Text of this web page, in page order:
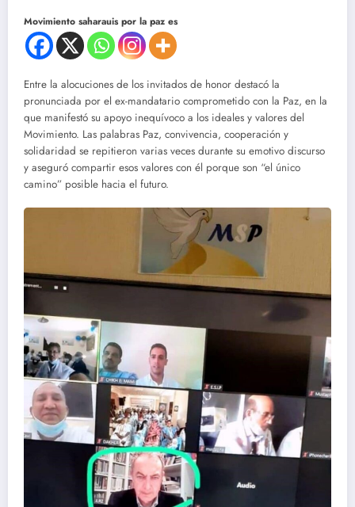
Movimiento saharauis por la paz es
Entre la alocuciones de los invitados de honor destacó la
pronunciada por el ex-mandatario comprometido con la Paz, en la
que manifestó su apoyo inequívoco a los ideales y valores del
Movimiento. Las palabras Paz, convivencia, cooperación y
solidaridad se repitieron varias veces durante su emotivo discurso
y aseguró compartir esos valores con él porque son “el único
camino” posible hacia el futuro.